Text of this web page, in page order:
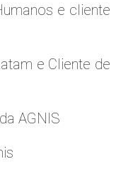
e cliente
e Cliente de
AGNIS